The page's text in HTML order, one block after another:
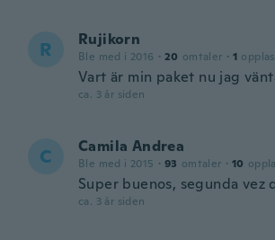
R Rujikorn
Ble med i 2016 · 20 omtaler · 1
Vart är min paket nu jag
ca. 3 år siden
C Camila Andrea
Ble med i 2015 · 93 omtaler · 10
Super buenos, segunda vez
ca. 3 år siden